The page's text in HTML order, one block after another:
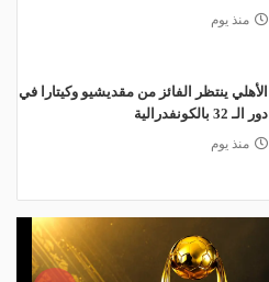
منذ يوم
الأهلي ينتظر الفائز من مقديشيو وكيتارا في
دور الـ 32 بالكونفدرالية
منذ يوم